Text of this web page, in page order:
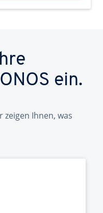
ein.
zeigen Ihnen, was